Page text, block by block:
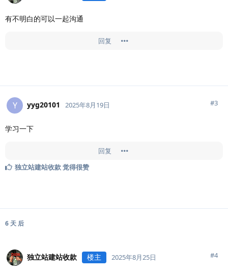
有不明白的可以一起沟通
回复
Y yyg20101 2025年8月19日 #3
学习一下
回复
独立站建站收款觉得很赞
6 天 后
独立站建站收款 楼主 2025年8月25日 #4